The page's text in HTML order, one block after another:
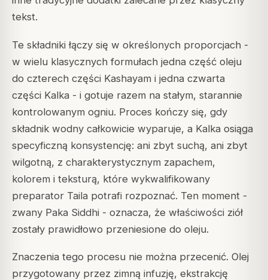
tekst.
Te składniki łączy się w określonych proporcjach -
w wielu klasycznych formułach jedna część oleju
do czterech części Kashayam i jedna czwarta
części Kalka - i gotuje razem na stałym, starannie
kontrolowanym ogniu. Proces kończy się, gdy
składnik wodny całkowicie wyparuje, a Kalka osiąga
specyficzną konsystencję: ani zbyt suchą, ani zbyt
wilgotną, z charakterystycznym zapachem,
kolorem i teksturą, które wykwalifikowany
preparator Taila potrafi rozpoznać. Ten moment -
zwany Paka Siddhi - oznacza, że właściwości ziół
zostały prawidłowo przeniesione do oleju.
Znaczenia tego procesu nie można przecenić. Olej
przygotowany przez zimną infuzję, ekstrakcję